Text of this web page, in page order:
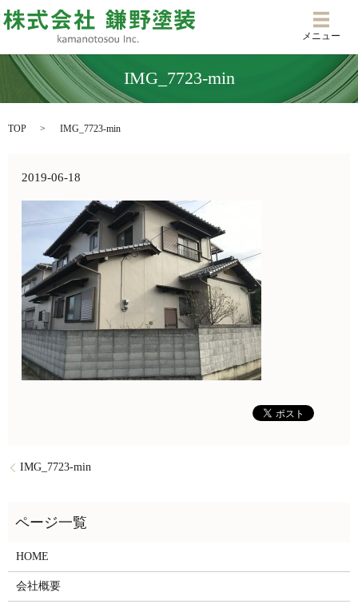
メニ
メニュー
IMG_7723-min
TOP IMG_7723-min
2019-06-18
IMG_7723-min
HOME
会社概要